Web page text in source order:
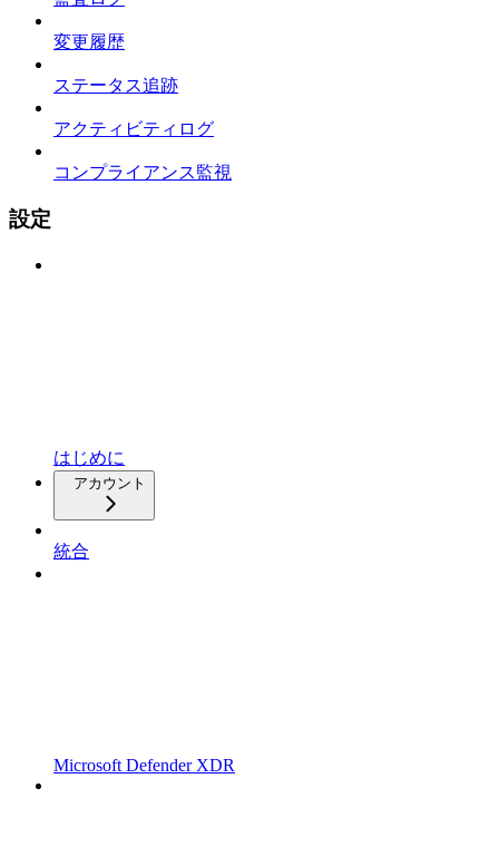
変更履歴
ステータス追跡
アクティビティログ
コンプライアンス監視
設定
はじめに
アカウント
統合
Microsoft Defender XDR